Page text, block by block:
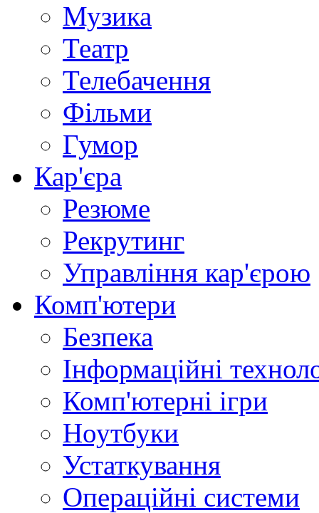
Музика
Театр
Телебачення
Фільми
Гумор
Кар'єра
Резюме
Рекрутинг
Управління кар'єрою
Комп'ютери
Безпека
Інформаційні
Комп'ютерні ігри
Ноутбуки
Устаткування
Операційні системи